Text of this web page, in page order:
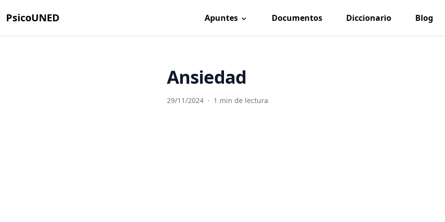
PsicoUNED Apuntes Documentos Diccionario Blog
Ansiedad
29/11/2024 · 1 min de lectura